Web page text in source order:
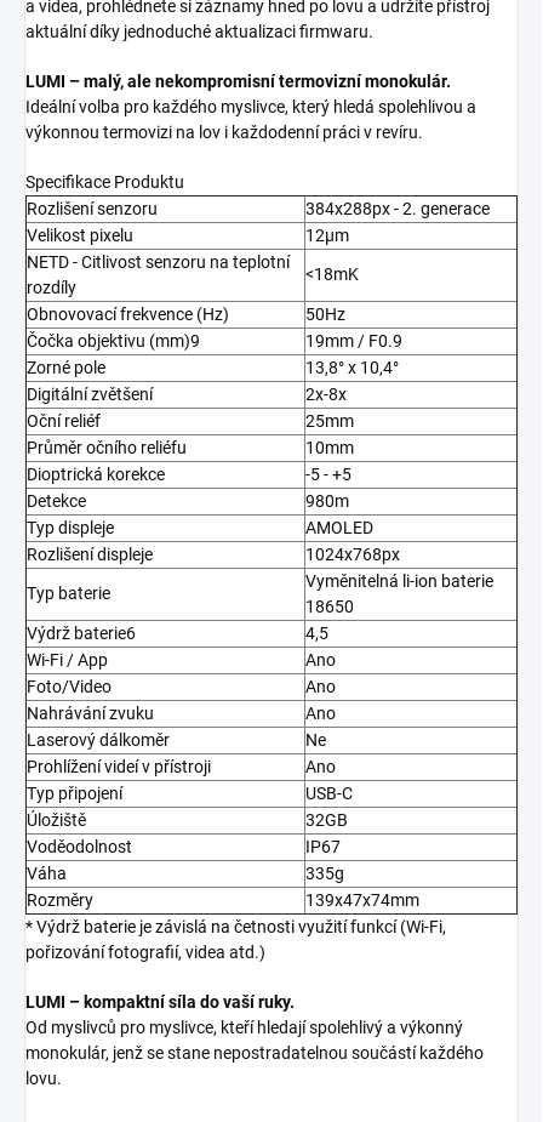
a videa, prohlédnete si záznamy hned po lovu a udržíte přístroj
aktuální díky jednoduché aktualizaci firmwaru.
LUMI – malý, ale nekompromisní termovizní monokulár.
Ideální volba pro každého myslivce, který hledá spolehlivou a
výkonnou termovizi na lov i každodenní práci v revíru.
Specifikace Produktu
Rozlišení senzoru
384x288px - 2. generace
Velikost pixelu
12µm
NETD - Citlivost senzoru na teplotní
rozdíly
<18mK
Obnovovací frekvence (Hz)
50Hz
Čočka objektivu (mm)9
19mm / F0.9
Zorné pole
13,8° x 10,4°
Digitální zvětšení
2x-8x
Oční reliéf
25mm
Průměr očního reliéfu
10mm
Dioptrická korekce
-5 - +5
Detekce
980m
Typ displeje
AMOLED
Rozlišení displeje
1024x768px
Typ baterie
Vyměnitelná li-ion baterie
18650
Výdrž baterie6
4,5
Wi-Fi / App
Ano
Foto/Video
Ano
Nahrávání zvuku
Ano
Laserový dálkoměr
Ne
Prohlížení videí v přístroji
Ano
Typ připojení
USB-C
Úložiště
32GB
Voděodolnost
IP67
Váha
335g
Rozměry
139x47x74mm
* Výdrž baterie je závislá na četnosti využití funkcí (Wi-Fi,
pořizování fotografií, videa atd.)
LUMI – kompaktní síla do vaší ruky.
Od myslivců pro myslivce, kteří hledají spolehlivý a výkonný
monokulár, jenž se stane nepostradatelnou součástí každého
lovu.